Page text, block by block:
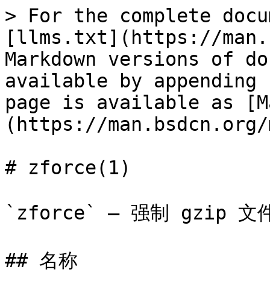
> For the complete
[llms.txt](https://
Markdown versions of
available by
page is available as
(https://
# zforce(1)
`zforce` — 强制 gzip 文
## 名称